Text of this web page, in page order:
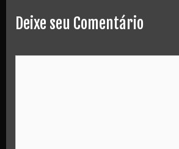
Deixe seu Comentário